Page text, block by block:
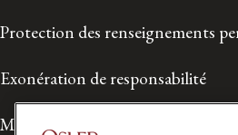
Protection des renseignements
Exonération de responsabilité
Modalités de prestation de services